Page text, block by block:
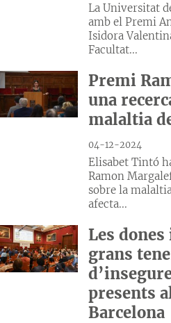
La Universitat
amb el Premi
Isidora
Facultat...
Premi
una
malaltia
04-12-2024
Elisabet Tintó
Ramon
sobre la
afecta...
Les
grans
presents
Barcelona